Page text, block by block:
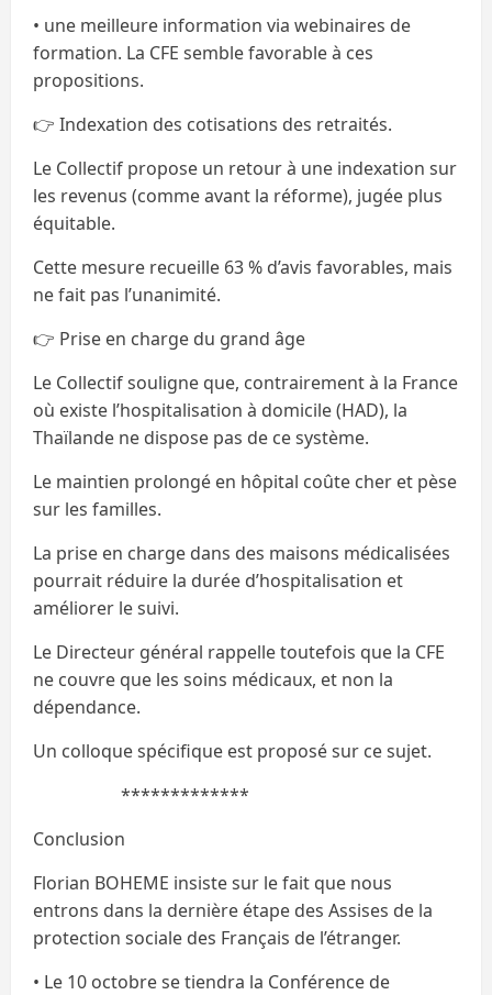
• une meilleure information via webinaires de
formation. La CFE semble favorable à ces
propositions.
👉 Indexation des cotisations des retraités.
Le Collectif propose un retour à une indexation sur
les revenus (comme avant la réforme), jugée plus
équitable.
Cette mesure recueille 63 % d’avis favorables, mais
ne fait pas l’unanimité.
👉 Prise en charge du grand âge
Le Collectif souligne que, contrairement à la France
où existe l’hospitalisation à domicile (HAD), la
Thaïlande ne dispose pas de ce système.
Le maintien prolongé en hôpital coûte cher et pèse
sur les familles.
La prise en charge dans des maisons médicalisées
pourrait réduire la durée d’hospitalisation et
améliorer le suivi.
Le Directeur général rappelle toutefois que la CFE
ne couvre que les soins médicaux, et non la
dépendance.
Un colloque spécifique est proposé sur ce sujet.
*************
Conclusion
Florian BOHEME insiste sur le fait que nous
entrons dans la dernière étape des Assises de la
protection sociale des Français de l’étranger.
• Le 10 octobre se tiendra la Conférence de